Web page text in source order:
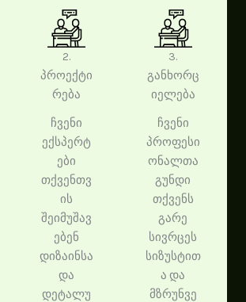
2.
პროექტი
რება
ჩვენი
ექსპერტ
ები
თქვენთვ
ის
შეიმუშავ
ებენ
დიზაინსა
და
დეტალუ
3.
განხორც
იელება
ჩვენი
პროფესი
ონალთა
გუნდი
თქვენს
გარე
სივრცეს
სიზუსტით
ა და
მზრუნვე